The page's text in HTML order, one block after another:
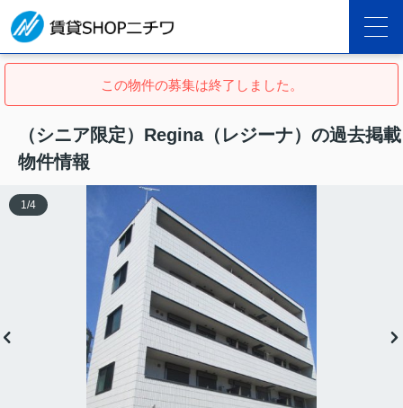
この物件の募集は終了しました。
（シニア限定）Regina（レジーナ）の過去掲載
物件情報
1 /4